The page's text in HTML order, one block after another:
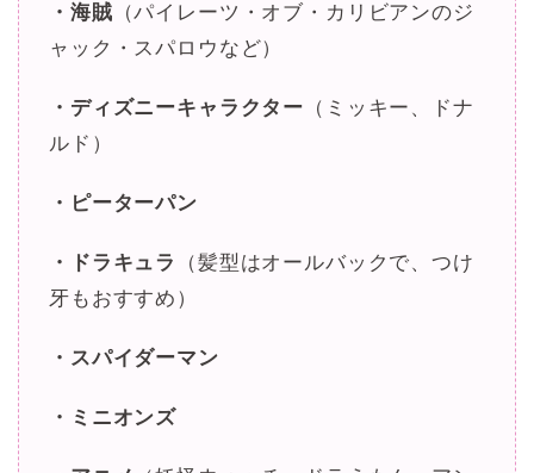
・海賊 （パイレーツ・オブ・カリビアンのジ
ャック・スパロウなど）
・ディズニーキャラクター （ミッキー、ドナ
ルド）
・ピーターパン
・ドラキュラ
（髪型はオールバックで、つけ
牙もおすすめ）
・スパイダーマン
・ミニオンズ